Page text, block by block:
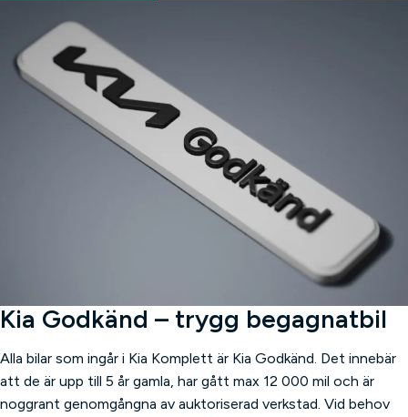
Kia Godkänd – trygg begagnatbil
Alla bilar som ingår i Kia Komplett är Kia Godkänd. Det innebär
att de är upp till 5 år gamla, har gått max 12 000 mil och är
noggrant genomgångna av auktoriserad verkstad. Vid behov